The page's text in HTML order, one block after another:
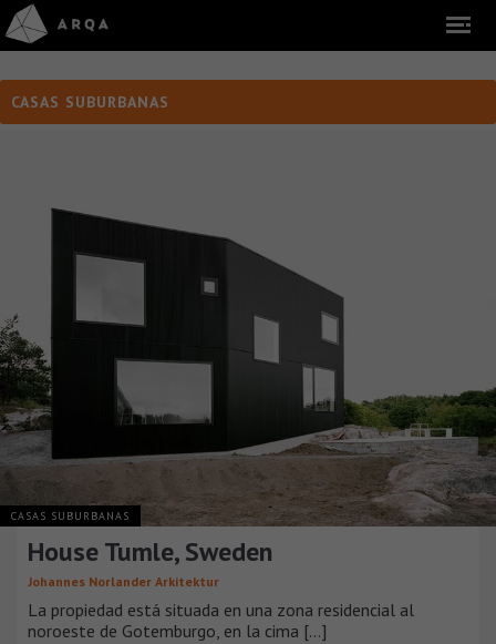
CASAS SUBURBANAS
CASAS SUBURBANAS
House Tumle, Sweden
Johannes Norlander Arkitektur
La propiedad está situada en una zona residencial al
noroeste de Gotemburgo, en la cima [...]